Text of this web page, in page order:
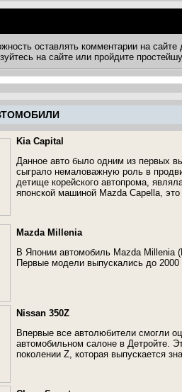
оставлять комментарии на сайте
на сайте или пройдите
Kia Capital
Данное авто было одним из первых
сыграло немаловажную роль в
детище корейского автопрома,
японской машиной Mazda Capella,
Mazda Millenia
В Японии автомобиль Mazda Millenia
Первые модели выпускались до 2000
Nissan 350Z
Впервые все автолюбители смогли
автомобильном салоне в Детройте.
поколении Z, которая выпускается